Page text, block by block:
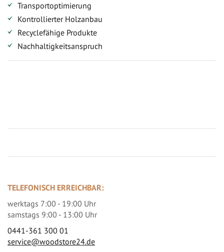
Transportoptimierung
Kontrollierter Holzanbau
Recyclefähige Produkte
Nachhaltigkeitsanspruch
TELEFONISCH ERREICHBAR:
werktags 7:00 - 19:00 Uhr
samstags 9:00 - 13:00 Uhr
0441-361 300 01
service@woodstore24.de